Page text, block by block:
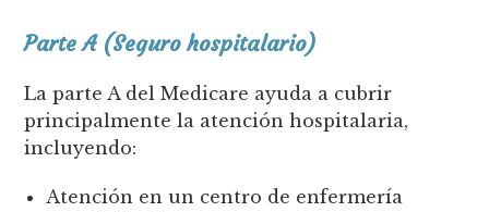
Parte A (Seguro hospitalario)
La parte A del Medicare ayuda a cubrir
principalmente la atención hospitalaria,
incluyendo:
Atención en un centro de enfermería